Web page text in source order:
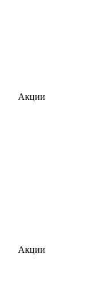
Акции
Акции